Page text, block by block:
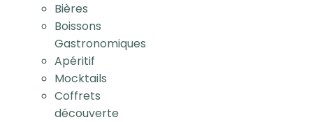
Bières
Boissons
Gastronomiques
Apéritif
Mocktails
Coffrets
découverte